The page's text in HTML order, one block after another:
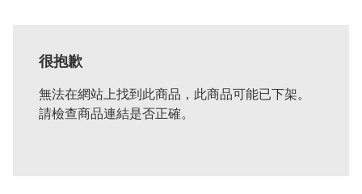
很抱歉
無法在網站上找到此商品，此商品可能已下架。
請檢查商品連結是否正確。